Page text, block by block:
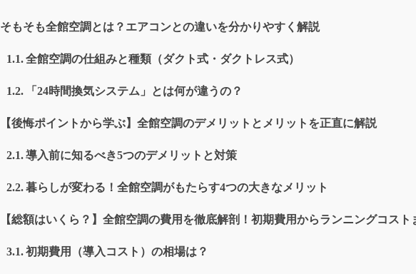
そもそも全館空調とは？エアコンとの違いを分かりやすく解説
全館空調の仕組みと種類（ダクト式・ダクトレス式）
「24時間換気システム」とは何が違うの？
【後悔ポイントから学ぶ】全館空調のデメリットとメリットを正直に解説
導入前に知るべき5つのデメリットと対策
暮らしが変わる！全館空調がもたらす4つの大きなメリット
【総額はいくら？】全館空調の費用を徹底解剖！初期費用からランニングコスト
初期費用（導入コスト）の相場は？